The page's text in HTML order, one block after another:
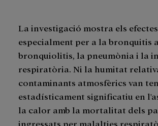
La investigació mostra els
especialment per a la bronquitis
bronquiolitis, la pneumònia i la
respiratòria. Ni la humitat
contaminants atmosfèrics van
estadísticament significatiu en
la calor amb la mortalitat dels
ingressats per malalties